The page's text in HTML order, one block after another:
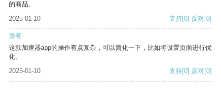
的商品。
2025-01-10
支持[0] 反对[0]
游客
这款加速器app的操作有点复杂，可以简化一下，比如将设置页面进行优
化。
2025-01-10
支持[0] 反对[0]